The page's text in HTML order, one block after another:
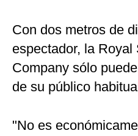
Con dos metros de
espectador, la Royal
Company sólo
de su público
"No es